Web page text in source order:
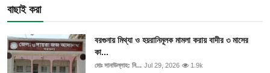
বাছাই করা
বরগুনায় মিথ্যা ও হয়রানিমূলক মামলা করায় বাদীর ৩ মাসের
কা...
মোঃ সানাউল্লাহ: নি... Jul 29, 2026 1.9k